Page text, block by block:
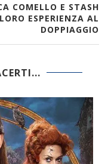
COMELLO E STASH
ESPERIENZA AL
DOPPIAGGIO